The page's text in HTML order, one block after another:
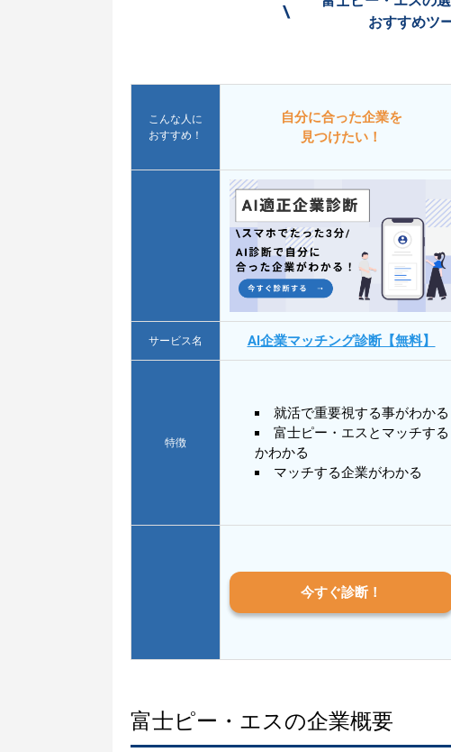
\
おすすめツ
こんな人に
おすすめ！
自分に合った企業を
見つけたい！
サービス名 AI企業マッチング診断【無料】
特徴
就活で重要視する事がわかる
富士ピー・エスとマッチする
かわかる
マッチする企業がわかる
今すぐ診断！
富士ピー・エスの企業概要